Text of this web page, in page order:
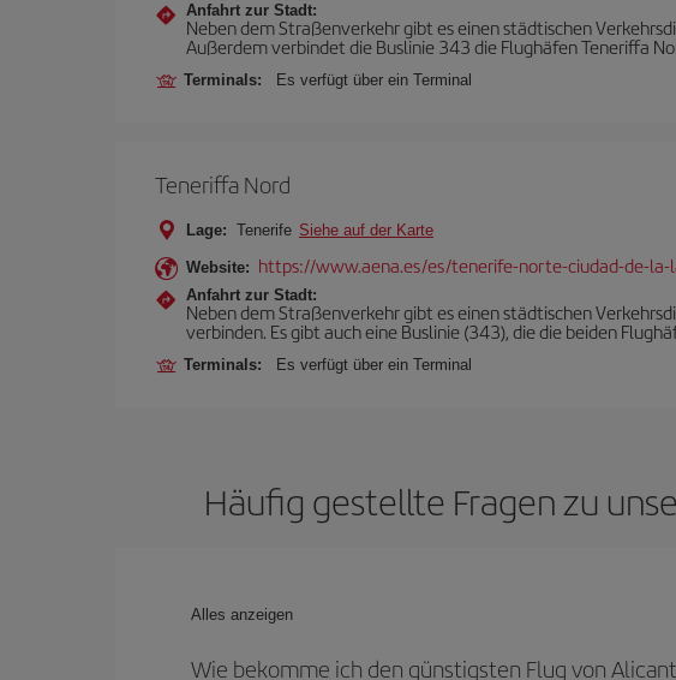
Anfahrt zur Stadt:
Neben dem Straßenverkehr gibt es einen städtischen
Außerdem verbindet die Buslinie 343 die Flughäfen Teneriffa
Terminals: Es verfügt über ein Terminal
Teneriffa Nord
Lage: Tenerife Siehe auf der Karte
Website: https://www.aena.es/es/tenerife-norte-ciudad-de-la-
Anfahrt zur Stadt:
Neben dem Straßenverkehr gibt es einen städtischen
verbinden. Es gibt auch eine Buslinie (343), die die beiden
Terminals: Es verfügt über ein Terminal
Häufig gestellte Fragen zu
Alles anzeigen
Wie bekomme ich den günstigsten Flug von